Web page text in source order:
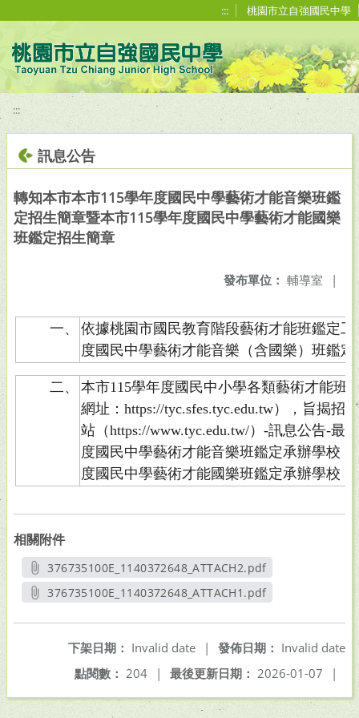
::: 桃園市立自強國民中學
:::
訊息公告
轉知本市本市115學年度國民中學藝術才能音樂班鑑
定招生簡章暨本市115學年度國民中學藝術才能國樂
班鑑定招生簡章
發布單位： 輔導室 |
一、
依據桃園市國民教育階段藝術才能班鑑定
度國民中學藝術才能音樂（含國樂）班鑑
二、
本市115學年度國民中小學各類藝術才能班
網址：https://tyc.sfes.tyc.edu.tw），旨揭招
站（https://www.tyc.edu.tw/）-訊息公告-最
度國民中學藝術才能音樂班鑑定承辦學校
度國民中學藝術才能國樂班鑑定承辦學校
相關附件
376735100E_1140372648_ATTACH2.pdf
另開新視窗
376735100E_1140372648_ATTACH1.pdf
發佈日期： Invalid date
下架日期： Invalid date
|
最後更新日期： 2026-01-07 |
點閱數： 204 |